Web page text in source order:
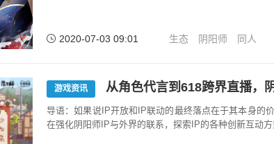
2020-07-03 09:01 生态 阴阳师 同人
游戏资讯 从角色代言到618跨界直播，
导语：如果说IP开放和IP联动的最终落点在于其本身的
在强化阴阳师IP与外界的联系，探索IP的各种创新互动方